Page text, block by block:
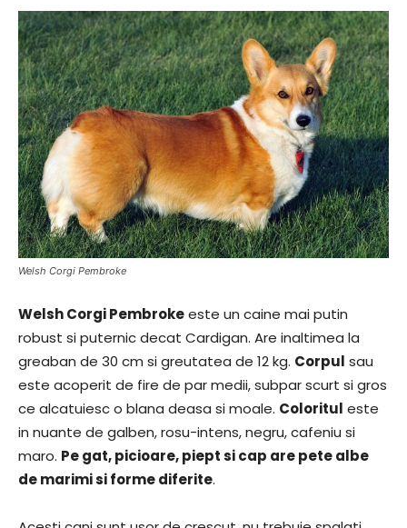
Welsh Corgi Pembroke
Welsh Corgi Pembrokeeste un caine mai putin
robust si puternic decat Cardigan. Are inaltimea la
greaban de 30 cm si greutatea de 12 kg. Corpul sau
este acoperit de fire de par medii, subpar scurt si gros
ce alcatuiesc o blana deasa si moale. Coloritul este
in nuante de galben, rosu-intens, negru, cafeniu si
maro. Pe gat, picioare, piept si cap are pete albe
de marimi si forme diferite.